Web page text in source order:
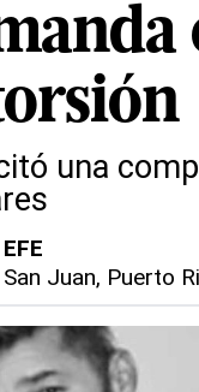
una
EFE
San Juan, Puerto